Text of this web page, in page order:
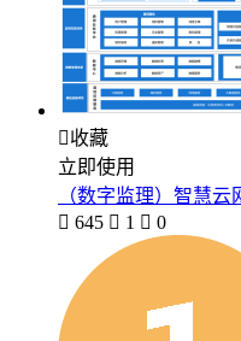
收藏
立即使用
（数字监理）智慧
 645  1  0